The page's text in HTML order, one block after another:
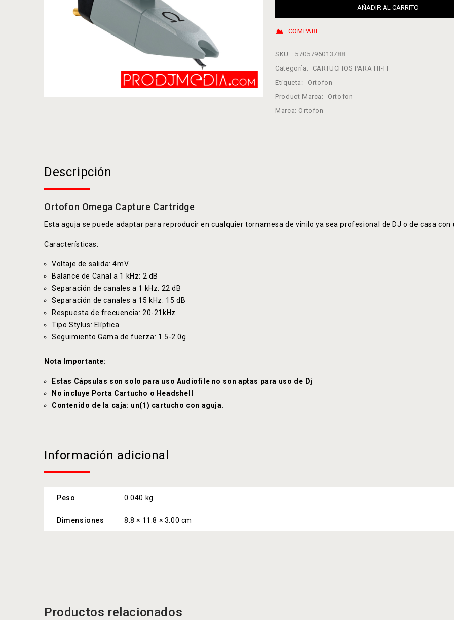
AÑADIR AL CARRITO
COMPARE
SKU:
5705796013788
Categoría:
CARTUCHOS PARA HI-FI
Etiqueta:
Ortofon
Product Marca:
Ortofon
Marca: Ortofon
Descripción
Ortofon Omega Capture Cartridge
Esta aguja se puede adaptar para reproducir en cualquier tornamesa de vinilo ya sea profesional de DJ o de casa con
Características:
Voltaje de salida: 4mV
Balance de Canal a 1 kHz: 2 dB
Separación de canales a 1 kHz: 22 dB
Separación de canales a 15 kHz: 15 dB
Respuesta de frecuencia: 20-21kHz
Tipo Stylus: Elíptica
Seguimiento Gama de fuerza: 1.5-2.0g
Nota Importante:
Estas Cápsulas son solo para uso Audiofile no son aptas para uso de Dj
No incluye Porta Cartucho o Headshell
Contenido de la caja: un(1) cartucho con aguja.
Información adicional
Peso 0.040 kg
Dimensiones 8.8 × 11.8 × 3.00 cm
Productos relacionados